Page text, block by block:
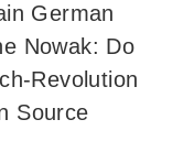
German
Nowak: Do
Revolution
Source